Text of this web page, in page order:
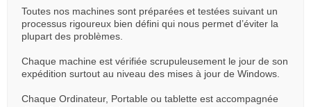
Toutes nos machines sont préparées et testées suivant un
processus rigoureux bien défini qui nous permet d’éviter la
plupart des problèmes.
Chaque machine est vérifiée scrupuleusement le jour de son
expédition surtout au niveau des mises à jour de Windows.
Chaque Ordinateur, Portable ou tablette est accompagnée